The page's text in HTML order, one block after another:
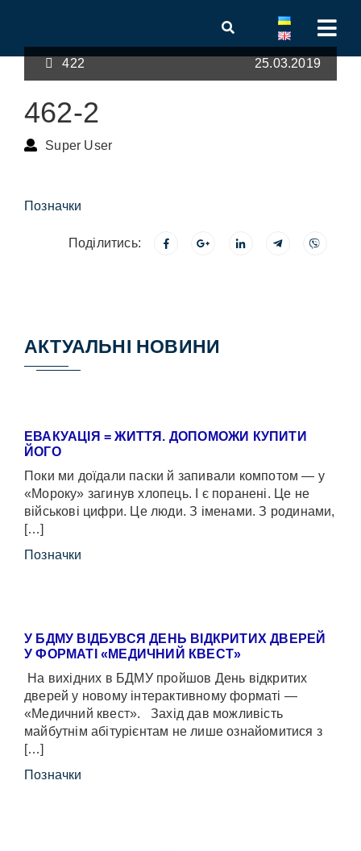
422 25.03.2019
462-2
Super User
Позначки
Поділитись:
АКТУАЛЬНІ НОВИНИ
ЕВАКУАЦІЯ = ЖИТТЯ. ДОПОМОЖИ КУПИТИ
ЙОГО
Поки ми доїдали паски й запивали компотом — у
«Мороку» загинув хлопець. І є поранені. Це не
військові цифри. Це люди. З іменами. З родинами,
[…]
Позначки
У БДМУ ВІДБУВСЯ ДЕНЬ ВІДКРИТИХ ДВЕРЕЙ
У ФОРМАТІ «МЕДИЧНИЙ КВЕСТ»
На вихідних в БДМУ пройшов День відкритих
дверей у новому інтерактивному форматі —
«Медичний квест». Захід дав можливість
майбутнім абітурієнтам не лише ознайомитися з
[…]
Позначки